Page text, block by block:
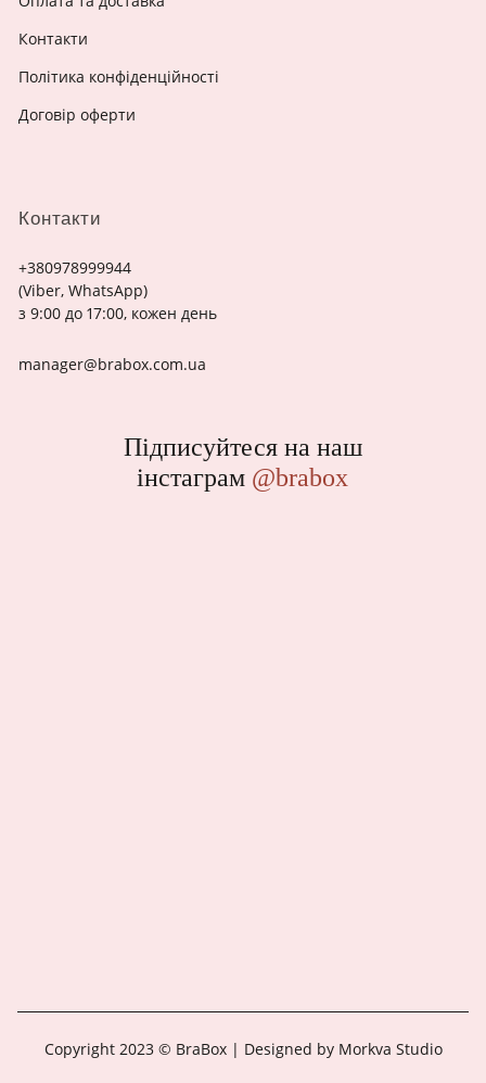
Контакти
+380978999944
(Viber, WhatsApp)
з 9:00 до 17:00, кожен день
manager@brabox.com.ua
Контакти
Політика конфіденційності
Договір оферти
Підписуйтеся на наш
інстаграм @brabox
Copyright 2023 © BraBox | Designed by Morkva Studio